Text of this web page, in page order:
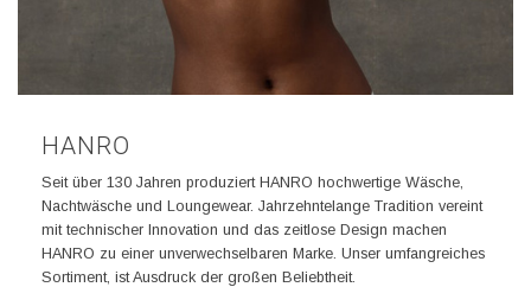
HANRO
Seit über 130 Jahren produziert HANRO hochwertige Wäsche,
Nachtwäsche und Loungewear. Jahrzehntelange Tradition vereint
mit technischer Innovation und das zeitlose Design machen
HANRO zu einer unverwechselbaren Marke. Unser umfangreiches
Sortiment, ist Ausdruck der großen Beliebtheit.